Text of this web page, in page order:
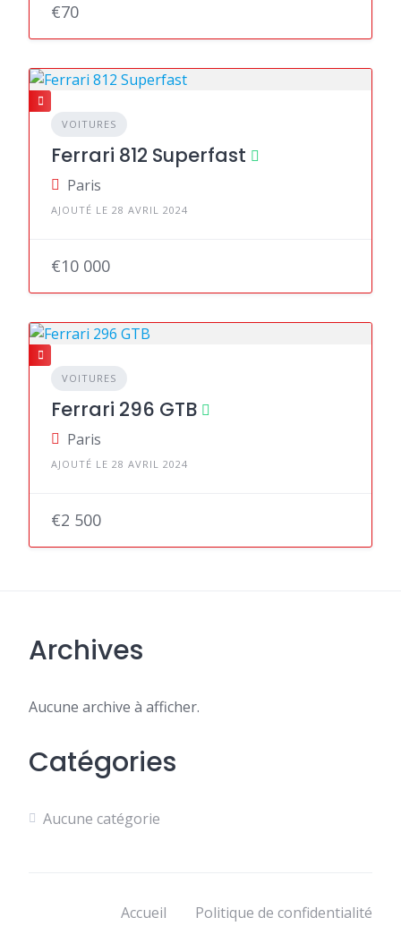
€70
VOITURES
Ferrari 812 Superfast
Paris
AJOUTÉ LE 28 AVRIL 2024
€10 000
VOITURES
Ferrari 296 GTB
Paris
AJOUTÉ LE 28 AVRIL 2024
€2 500
Archives
Aucune archive à afficher.
Catégories
Aucune catégorie
Accueil Politique de confidentialité